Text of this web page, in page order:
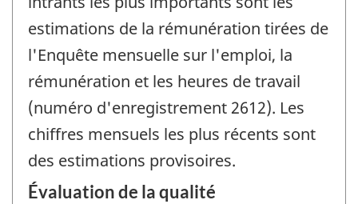
estimations de la rémunération tirées de
l'Enquête mensuelle sur l'emploi, la
rémunération et les heures de travail
(numéro d'enregistrement 2612). Les
chiffres mensuels les plus récents sont
des estimations provisoires.
Évaluation de la qualité